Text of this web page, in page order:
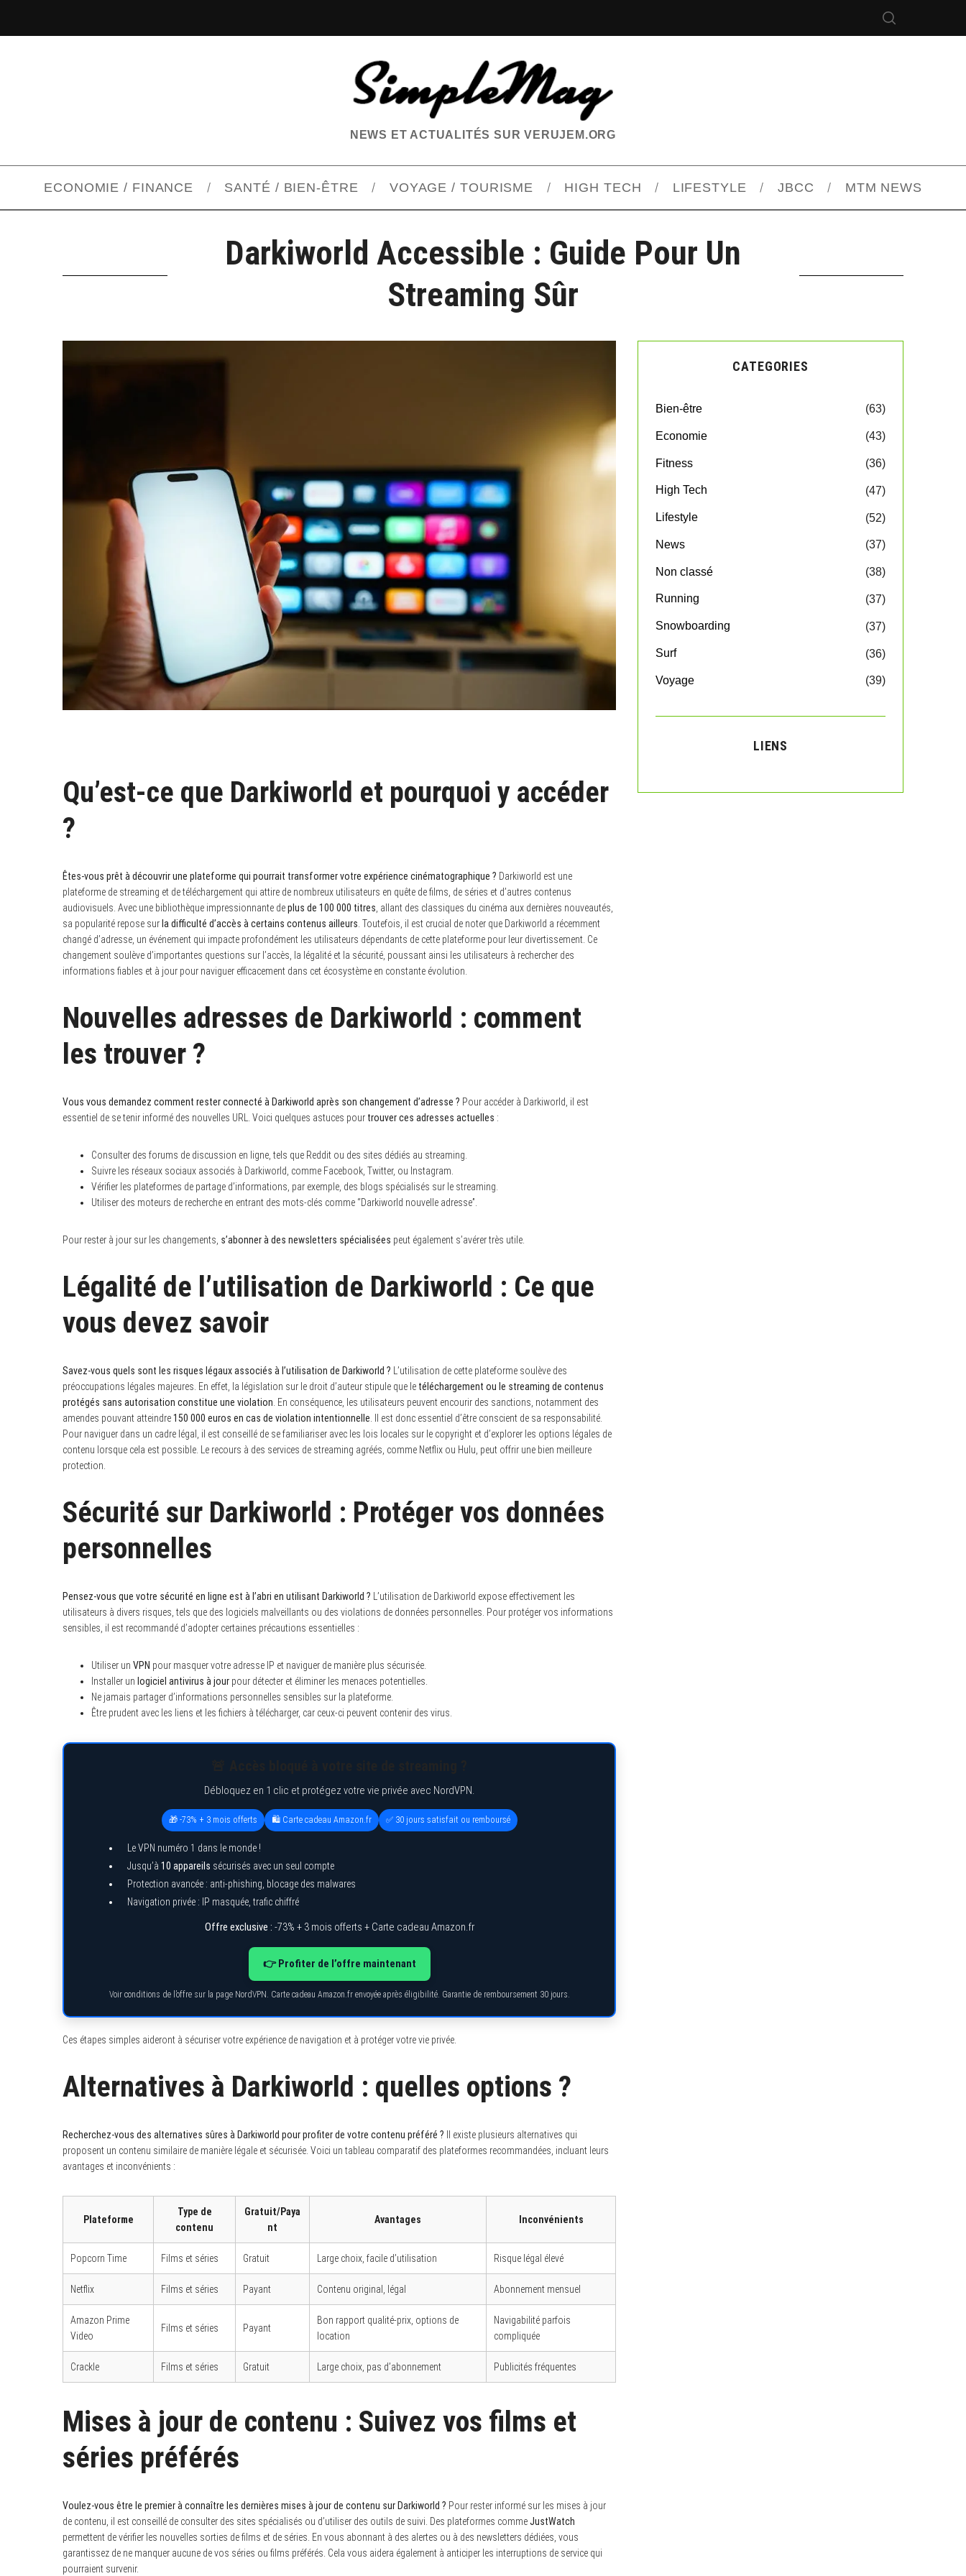
NEWS ET ACTUALITÉS SUR VERUJEM.ORG
ECONOMIE / FINANCE SANTÉ / BIEN-ÊTRE VOYAGE / TOURISME HIGH TECH LIFESTYLE JBCC MTM NEWS
Darkiworld Accessible : Guide Pour Un
Streaming Sûr
Qu’est-ce que Darkiworld et pourquoi y accéder
?
Êtes-vous prêt à découvrir une plateforme qui pourrait transformer votre expérience cinématographique ? Darkiworld est une
plateforme de streaming et de téléchargement qui attire de nombreux utilisateurs en quête de films, de séries et d’autres contenus
audiovisuels. Avec une bibliothèque impressionnante deplus de 100 000 titres , allant des classiques du cinéma aux dernières nouveautés,
sa popularité repose sur la difficulté d’accès à certains contenus ailleurs . Toutefois, il est crucial de noter que Darkiworld a récemment
changé d’adresse, un événement qui impacte profondément les utilisateurs dépendants de cette plateforme pour leur divertissement. Ce
changement soulève d’importantes questions sur l’accès, la légalité et la sécurité, poussant ainsi les utilisateurs à rechercher des
informations fiables et à jour pour naviguer efficacement dans cet écosystème en constante évolution.
Nouvelles adresses de Darkiworld : comment
les trouver ?
Vous vous demandez comment rester connecté à Darkiworld après son changement d’adresse ? Pour accéder à Darkiworld, il est
essentiel de se tenir informé des nouvelles URL. Voici quelques astuces pour trouver ces adresses actuelles :
Consulter des forums de discussion en ligne, tels que Reddit ou des sites dédiés au streaming.
Suivre les réseaux sociaux associés à Darkiworld, comme Facebook, Twitter, ou Instagram.
Vérifier les plateformes de partage d’informations, par exemple, des blogs spécialisés sur le streaming.
Utiliser des moteurs de recherche en entrant des mots-clés comme “Darkiworld nouvelle adresse”.
Pour rester à jour sur les changements, s’abonner à des newsletters spécialisées peut également s’avérer très utile.
Légalité de l’utilisation de Darkiworld : Ce que
vous devez savoir
Savez-vous quels sont les risques légaux associés à l’utilisation de Darkiworld ? L’utilisation de cette plateforme soulève des
préoccupations légales majeures. En effet, la législation sur le droit d’auteur stipule que le téléchargement ou le streaming de contenus
protégés sans autorisation constitue une violation . En conséquence, les utilisateurs peuvent encourir des sanctions, notamment des
amendes pouvant atteindre150 000 euros en cas de violation intentionnelle . Il est donc essentiel d’être conscient de sa responsabilité.
Pour naviguer dans un cadre légal, il est conseillé de se familiariser avec les lois locales sur le copyright et d’explorer les options légales de
contenu lorsque cela est possible. Le recours à des services de streaming agréés, comme Netflix ou Hulu, peut offrir une bien meilleure
protection.
Sécurité sur Darkiworld : Protéger vos données
personnelles
Pensez-vous que votre sécurité en ligne est à l’abri en utilisant Darkiworld ? L’utilisation de Darkiworld expose effectivement les
utilisateurs à divers risques, tels que des logiciels malveillants ou des violations de données personnelles. Pour protéger vos informations
sensibles, il est recommandé d’adopter certaines précautions essentielles :
Utiliser un VPN pour masquer votre adresse IP et naviguer de manière plus sécurisée.
Installer un logiciel antivirus à jour pour détecter et éliminer les menaces potentielles.
Ne jamais partager d’informations personnelles sensibles sur la plateforme.
Être prudent avec les liens et les fichiers à télécharger, car ceux-ci peuvent contenir des virus.
Débloquez en 1 clic et protégez votre vie privée avec NordVPN.
🎁 -73% + 3 mois offerts 🛍️ Carte cadeau Amazon.fr ✅ 30 jours satisfait ou remboursé
Le VPN numéro 1 dans le monde !
Jusqu’à 10 appareils sécurisés avec un seul compte
Protection avancée : anti-phishing, blocage des malwares
Navigation privée : IP masquée, trafic chiffré
Offre exclusive : -73% + 3 mois offerts + Carte cadeau Amazon.fr
👉 Profiter de l’offre maintenant
Voir conditions de l’offre sur la page NordVPN. Carte cadeau Amazon.fr envoyée après éligibilité. Garantie de remboursement 30 jours.
Ces étapes simples aideront à sécuriser votre expérience de navigation et à protéger votre vie privée.
Alternatives à Darkiworld : quelles options ?
Recherchez-vous des alternatives sûres à Darkiworld pour profiter de votre contenu préféré ? Il existe plusieurs alternatives qui
proposent un contenu similaire de manière légale et sécurisée. Voici un tableau comparatif des plateformes recommandées, incluant leurs
avantages et inconvénients :
Plateforme
Type de
contenu
Gratuit/Paya
nt
Avantages Inconvénients
Popcorn Time Films et séries Gratuit Large choix, facile d’utilisation Risque légal élevé
Netflix Films et séries Payant Contenu original, légal Abonnement mensuel
Amazon Prime
Video
Films et séries Payant
Bon rapport qualité-prix, options de
location
Navigabilité parfois
compliquée
Crackle Films et séries Gratuit Large choix, pas d’abonnement Publicités fréquentes
Mises à jour de contenu : Suivez vos films et
séries préférés
Voulez-vous être le premier à connaître les dernières mises à jour de contenu sur Darkiworld ? Pour rester informé sur les mises à jour
de contenu, il est conseillé de consulter des sites spécialisés ou d’utiliser des outils de suivi. Des plateformes commeJustWatch
permettent de vérifier les nouvelles sorties de films et de séries. En vous abonnant à des alertes ou à des newsletters dédiées, vous
garantissez de ne manquer aucune de vos séries ou films préférés. Cela vous aidera également à anticiper les interruptions de service qui
pourraient survenir.
CATEGORIES
Bien-être (63)
Economie (43)
Fitness (36)
High Tech (47)
Lifestyle (52)
News (37)
Non classé (38)
Running (37)
Snowboarding (37)
Surf (36)
Voyage (39)
LIENS
e
r
c
h
o
r